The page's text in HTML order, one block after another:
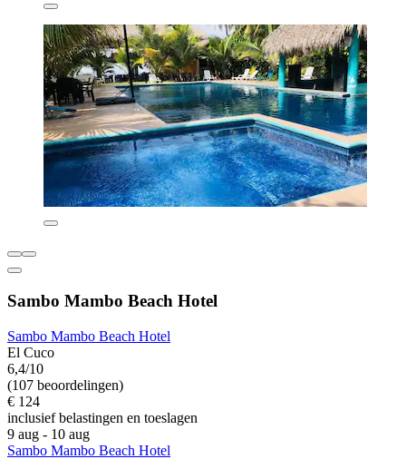
Sambo Mambo Beach Hotel
Sambo Mambo Beach Hotel
El Cuco
6,4/10
(107 beoordelingen)
€ 124
inclusief belastingen en toeslagen
9 aug - 10 aug
Sambo Mambo Beach Hotel